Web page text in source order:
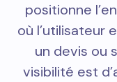
positionne
où l’utilisateur
un devis ou
visibilité est